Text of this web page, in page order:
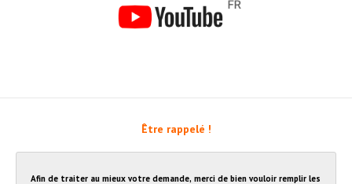
Être rappelé !
Afin de traiter au mieux votre demande, merci de bien vouloir remplir les